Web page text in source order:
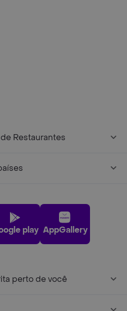
Restaurantes
play AppGallery
perto de você